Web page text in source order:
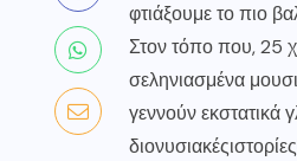
φτιάξουμε το πιο
Στον τόπο που, 25
σεληνιασμένα
γεννούν εκστατικά